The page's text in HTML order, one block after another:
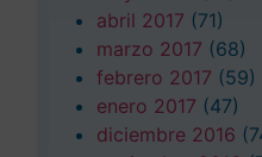
abril 2017 (71)
marzo 2017 (68)
febrero 2017 (59)
enero 2017 (47)
diciembre 2016